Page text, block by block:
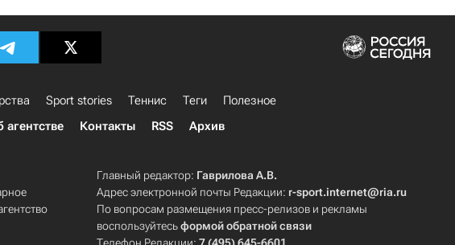
Sport stories Теннис Теги
Полезное
агентстве Контакты RSS Архив
Главный редактор: Гаврилова А.В.
Адрес электронной почты Редакции: r-sport.internet@ria.ru
По вопросам размещения пресс-релизов и рекламы
воспользуйтесьформой обратной связи